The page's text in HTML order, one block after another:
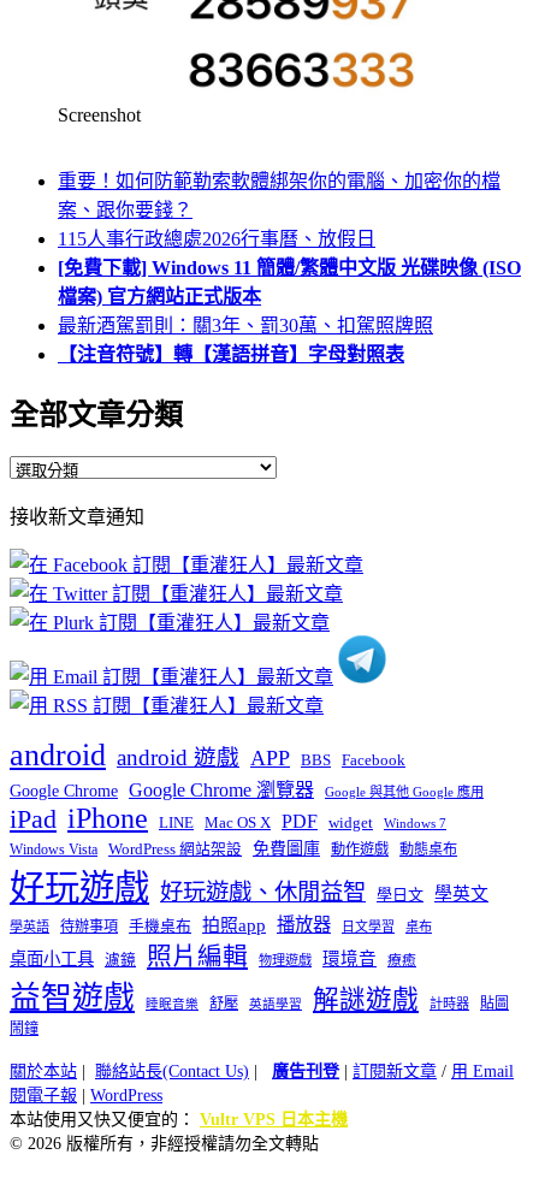
Screenshot
重要！如何防範勒索軟體綁架你的電腦、加密你的檔
案、跟你要錢？
115人事行政總處2026行事曆、放假日
[免費下載] Windows 11 簡體/繁體中文版 光碟映像 (ISO
檔案) 官方網站正式版本
最新酒駕罰則：關3年、罰30萬、扣駕照牌照
【注音符號】轉【漢語拼音】字母對照表
全部文章分類
全
文
章
分
類
接收新文章通知
android android 遊戲 APP BBS Facebook
Google Chrome Google Chrome 瀏覽器 Google 與其他 Google 應用
iPad iPhone LINE Mac OS X PDF widget Windows 7
Windows Vista WordPress 網站架設 免費圖庫 動作遊戲 動態桌布
好玩遊戲 好玩遊戲、休閒益智 學日文 學英文
學英語 待辦事項 手機桌布 拍照app 播放器 日文學習 桌布
桌面小工具 濾鏡 照片編輯 物理遊戲 環境音 療癒
益智遊戲 睡眠音樂 舒壓 英語學習 解謎遊戲 計時器
貼圖
鬧鐘
關於本站 聯絡站長(Contact Us) 廣告刊登| 訂閱新文章 / 用 Email
閱電子報
WordPress
本站使用又快又便宜的： Vultr VPS 日本主機
© 2026 版權所有，非經授權請勿全文轉貼